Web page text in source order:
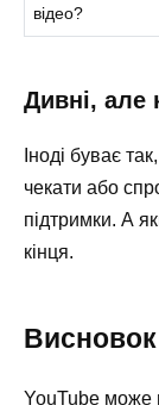
відео?
Дивні, але
Іноді буває
чекати або
підтримки. А
кінця.
Висновок
YouTube може